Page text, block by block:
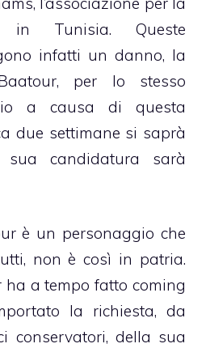
in Tunisia. Queste
infatti un danno, la
per lo stesso
a causa di questa
due settimane si saprà
candidatura sarà
è un personaggio che
non è così in patria.
ha a tempo fatto coming
la richiesta, da
conservatori, della sua